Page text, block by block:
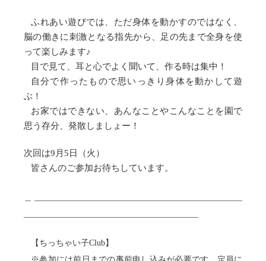
ふれあい遊びでは、ただ身体を動かすのではなく、
脳の働きに刺激となる指先から、足の先まで全身を使
って楽しみます♪
目で見て、耳と心でよく聞いて、作る時は集中！
自分で作ったもので思いっきり身体を動かして遊
ぶ！
お家ではできない、あんなことやこんなことを園で
思う存分、発散しましょー！
次回は9月5日（火）
皆さんのご参加お待ちしています。
【ちっちゃい子Club】